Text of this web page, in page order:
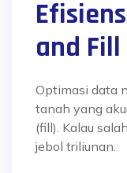
and Fill
Optimasi data
tanah yang
(fill). Kalau
jebol triliunan.